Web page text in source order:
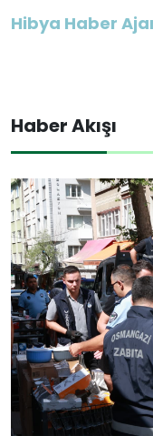
Hibya Haber
Haber Akışı